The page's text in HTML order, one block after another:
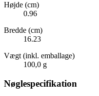
Højde (cm)
0.96
Bredde (cm)
16.23
Vægt (inkl. emballage)
100,0 g
Nøglespecifikation